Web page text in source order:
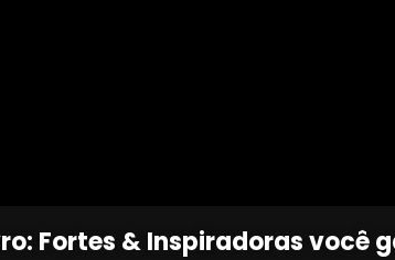
Fortes & Inspiradoras você